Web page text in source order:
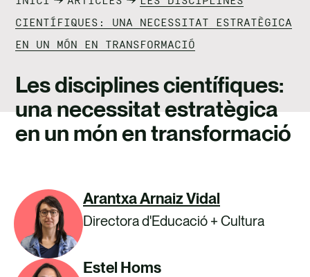
IMPACTE
RECURSOS
TALENT
CONTACTE
CIENTÍFIQUES: UNA NECESSITAT ESTRATÈGICA
EN UN MÓN EN TRANSFORMACIÓ
Les disciplines científiques:
una necessitat estratègica
en un món en transformació
Arantxa Arnaiz Vidal
Directora d'Educació + Cultura
Estel Homs